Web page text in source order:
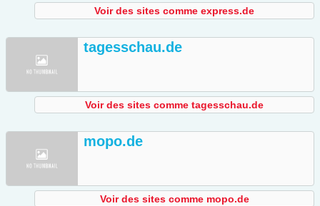
Voir des sites comme express.de
tagesschau.de
Voir des sites comme tagesschau.de
mopo.de
Voir des sites comme mopo.de